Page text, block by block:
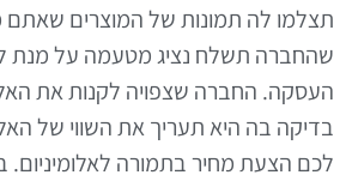
תצלמו לה תמונות של המוצרים שאתם
שהחברה תשלח נציג מטעמה על מנת
העסקה. החברה שצפויה לקנות את
בדיקה בה היא תעריך את השווי של
לכם הצעת מחיר בתמורה